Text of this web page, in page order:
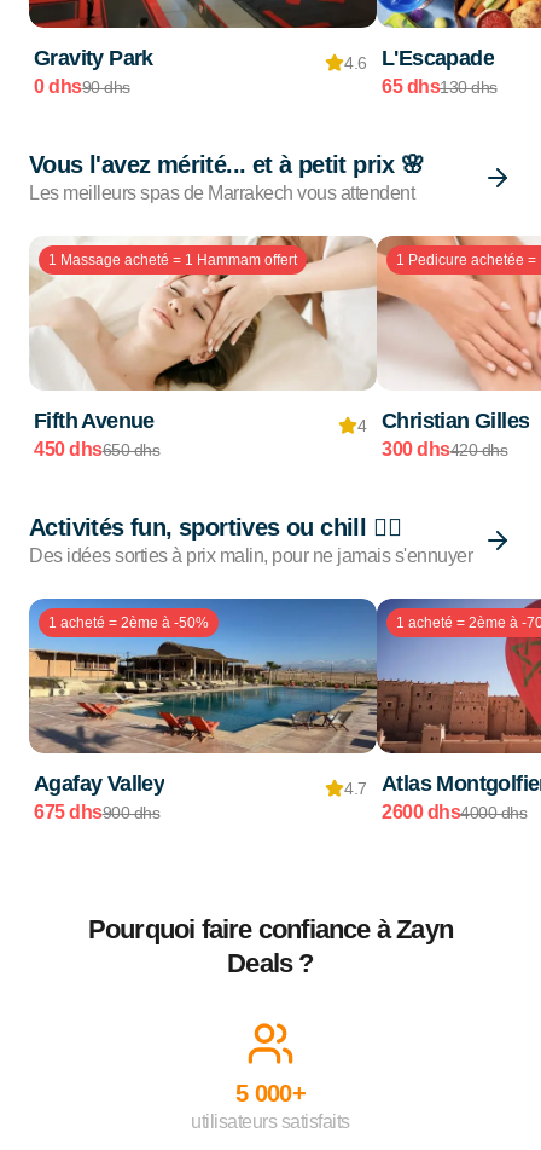
Gravity Park 4.6
0 dhs90 dhs
L'Escapade
65 dhs130 dhs
Vous l'avez mérité... et à petit prix 🌸
Les meilleurs spas de Marrakech vous attendent
1 Massage acheté = 1 Hammam offert
Fifth Avenue 4
450 dhs650 dhs
1 Pedicure achetée
Christian Gilles
300 dhs420 dhs
Activités fun, sportives ou chill 🏄🏽
Des idées sorties à prix malin, pour ne jamais s'ennuyer
1 acheté = 2ème à -50%
Agafay Valley 4.7
675 dhs900 dhs
1 acheté = 2ème à -
Atlas
2600 dhs4000 dhs
Pourquoi faire confiance à Zayn
Deals ?
5 000+
utilisateurs satisfaits